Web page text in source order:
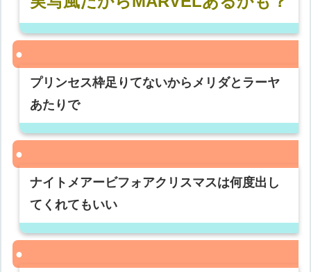
プリンセス枠足りてないからメリダとラーヤ
あたりで
ナイトメアービフォアクリスマスは何度出し
てくれてもいい